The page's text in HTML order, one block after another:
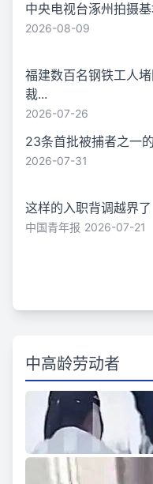
中央电视台涿州拍摄
2026-08-09
福建数百名钢铁工人
裁...
2026-07-26
23条首批被捕者之一
2026-07-31
这样的入职背调越界了
中国青年报 2026-07-21
中高龄劳动者